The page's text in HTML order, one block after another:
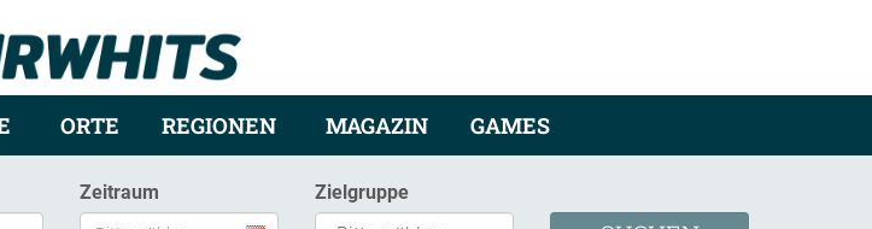
ORTE REGIONEN MAGAZIN GAMES
Zeitraum Zielgruppe